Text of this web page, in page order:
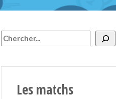
Rechercher
Les matchs